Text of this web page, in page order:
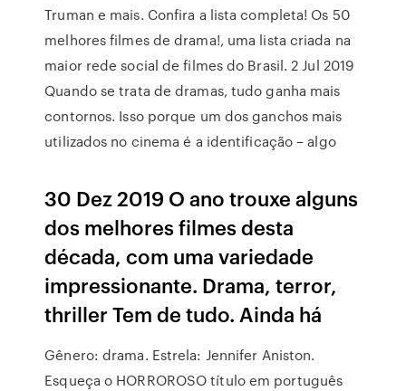
Truman e mais. Confira a lista completa! Os 50
melhores filmes de drama!, uma lista criada na
maior rede social de filmes do Brasil. 2 Jul 2019
Quando se trata de dramas, tudo ganha mais
contornos. Isso porque um dos ganchos mais
utilizados no cinema é a identificação – algo
30 Dez 2019 O ano trouxe alguns
dos melhores filmes desta
década, com uma variedade
impressionante. Drama, terror,
thriller Tem de tudo. Ainda há
Gênero: drama. Estrela: Jennifer Aniston.
Esqueça o HORROROSO título em português